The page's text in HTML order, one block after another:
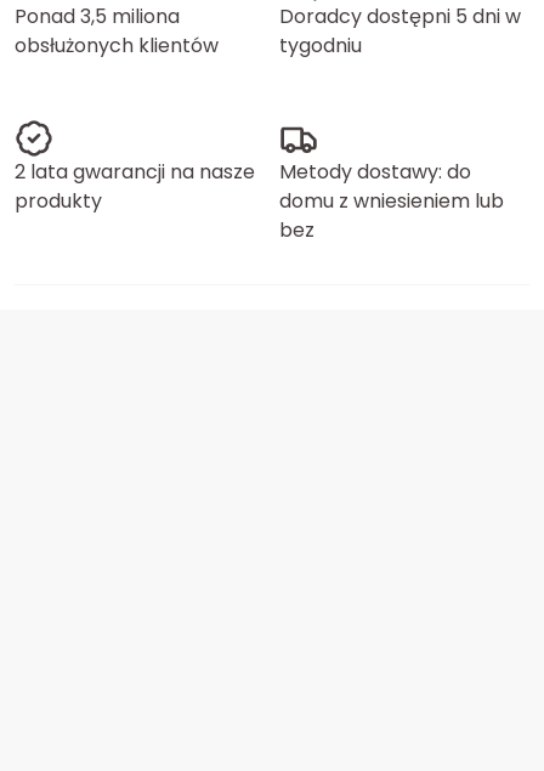
Ponad 3,5 miliona
obsłużonych klientów
Doradcy dostępni 5 dni w
tygodniu
2 lata gwarancji na nasze
produkty
Metody dostawy: do
domu z wniesieniem lub
bez